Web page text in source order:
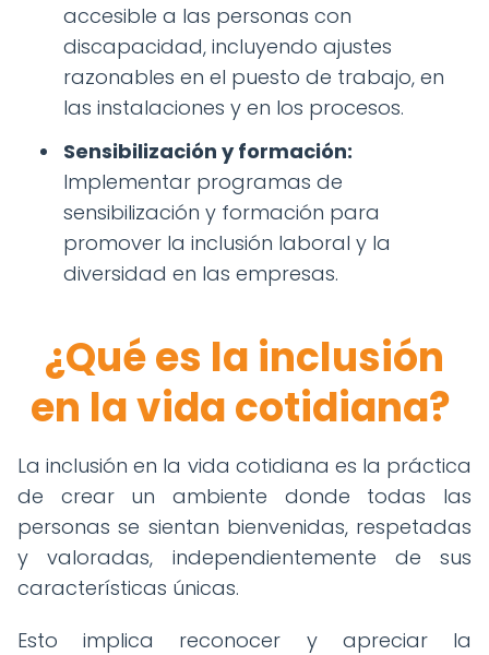
accesible a las personas con
discapacidad, incluyendo ajustes
razonables en el puesto de trabajo, en
las instalaciones y en los procesos.
Sensibilización y formación:
Implementar programas de
sensibilización y formación para
promover la inclusión laboral y la
diversidad en las empresas.
¿Qué es la inclusión
en la vida cotidiana?
La inclusión en la vida cotidiana es la práctica
de crear un ambiente donde todas las
personas se sientan bienvenidas, respetadas
y valoradas, independientemente de sus
características únicas.
Esto implica reconocer y apreciar la